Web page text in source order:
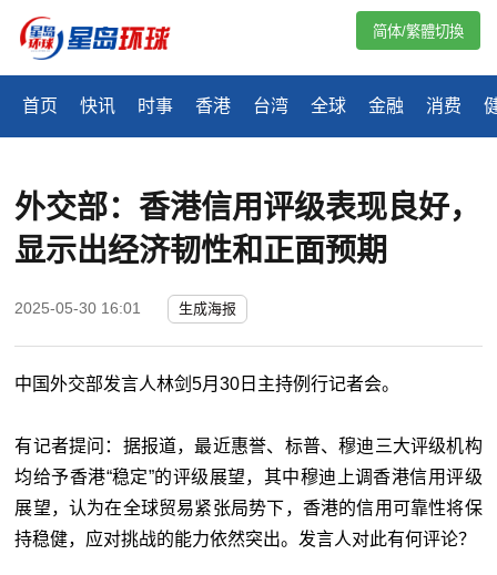
首页 快讯 时事 香港 台湾 全球 金融 消费
简体/繁體切換
外交部：香港信用评级表现良好，
显示出经济韧性和正面预期
2025-05-30 16:01 生成海报
中国外交部发言人林剑5月30日主持例行记者会。
有记者提问：据报道，最近惠誉、标普、穆迪三大评级机构
均给予香港“稳定”的评级展望，其中穆迪上调香港信用评级
展望，认为在全球贸易紧张局势下，香港的信用可靠性将保
持稳健，应对挑战的能力依然突出。发言人对此有何评论？